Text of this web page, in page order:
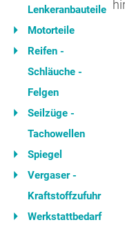
Lenkeranbauteile
Motorteile
Reifen -
Schläuche -
Felgen
Seilzüge -
Tachowellen
Spiegel
Vergaser -
Kraftstoffzufuhr
Werkstattbedarf